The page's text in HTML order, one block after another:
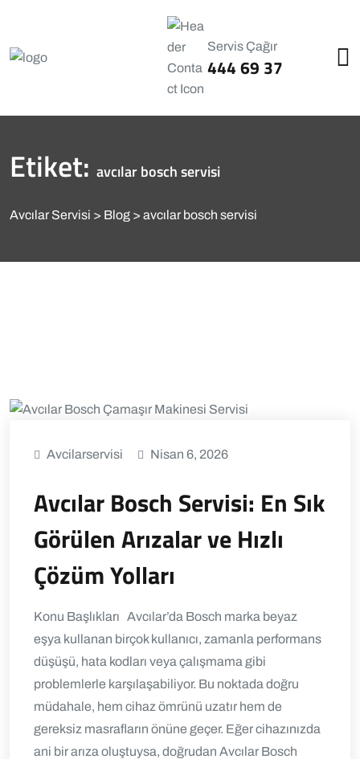
Servis Çağır
444 69 37
Etiket: avcılar bosch servisi
Avcılar Servisi Blog avcılar bosch servisi
Avcilarservisi Nisan 6, 2026
Avcılar Bosch Servisi: En Sık
Görülen Arızalar ve Hızlı
Çözüm Yolları
Konu Başlıkları Avcılar’da Bosch marka beyaz
eşya kullanan birçok kullanıcı, zamanla performans
düşüşü, hata kodları veya çalışmama gibi
problemlerle karşılaşabiliyor. Bu noktada doğru
müdahale, hem cihaz ömrünü uzatır hem de
gereksiz masrafların önüne geçer. Eğer cihazınızda
ani bir arıza oluştuysa, doğrudan Avcılar Bosch